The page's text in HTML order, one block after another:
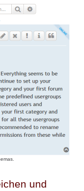
und